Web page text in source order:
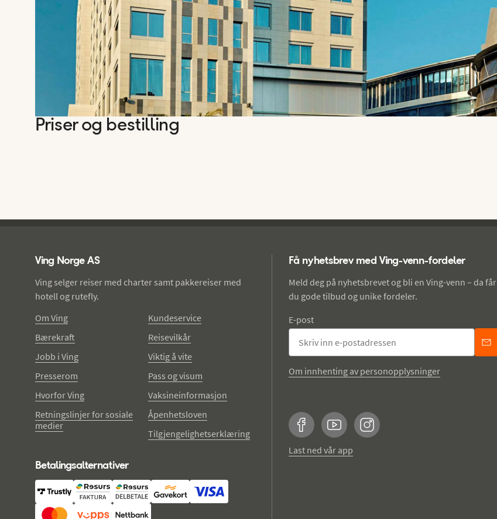
Priser og bestilling
Ving Norge AS
Ving selger reiser med charter samt pakkereiser med
hotell og rutefly.
Om Ving
Bærekraft
Jobb i Ving
Presserom
Hvorfor Ving
Retningslinjer for sosiale
medier
Kundeservice
Reisevilkår
Viktig å vite
Pass og visum
Vaksineinformasjon
Åpenhetsloven
Tilgjengelighetserklæring
Betalingsalternativer
Få nyhetsbrev med Ving-venn-fordeler
Meld deg på nyhetsbrevet og bli en Ving-venn – da får
du gode tilbud og unike fordeler.
E-post
Om innhenting av personopplysninger
FacebookYouTubeInstagram
Last ned vår app